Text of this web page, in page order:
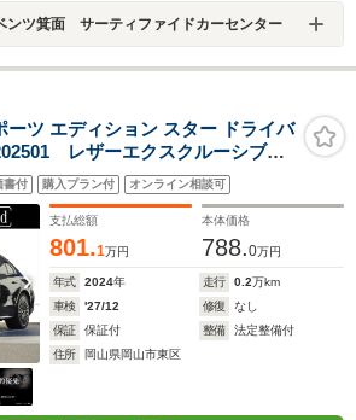
ンツ箕面 サーティファイドカーセンター
ツ エディション スター ドライバ
レザーエクスクルーシブパ
パッケージ パノラミックスラ
ドアップディスプレイ
書付 購入プラン付 オンライン相談可
支払総額
801.1万円
本体価格
788.0万円
年式 2024年 走行 0.2万km
車検
'27/12 修復
なし
保証
保証付 整備
法定整備付
住所
岡山県岡山市東区